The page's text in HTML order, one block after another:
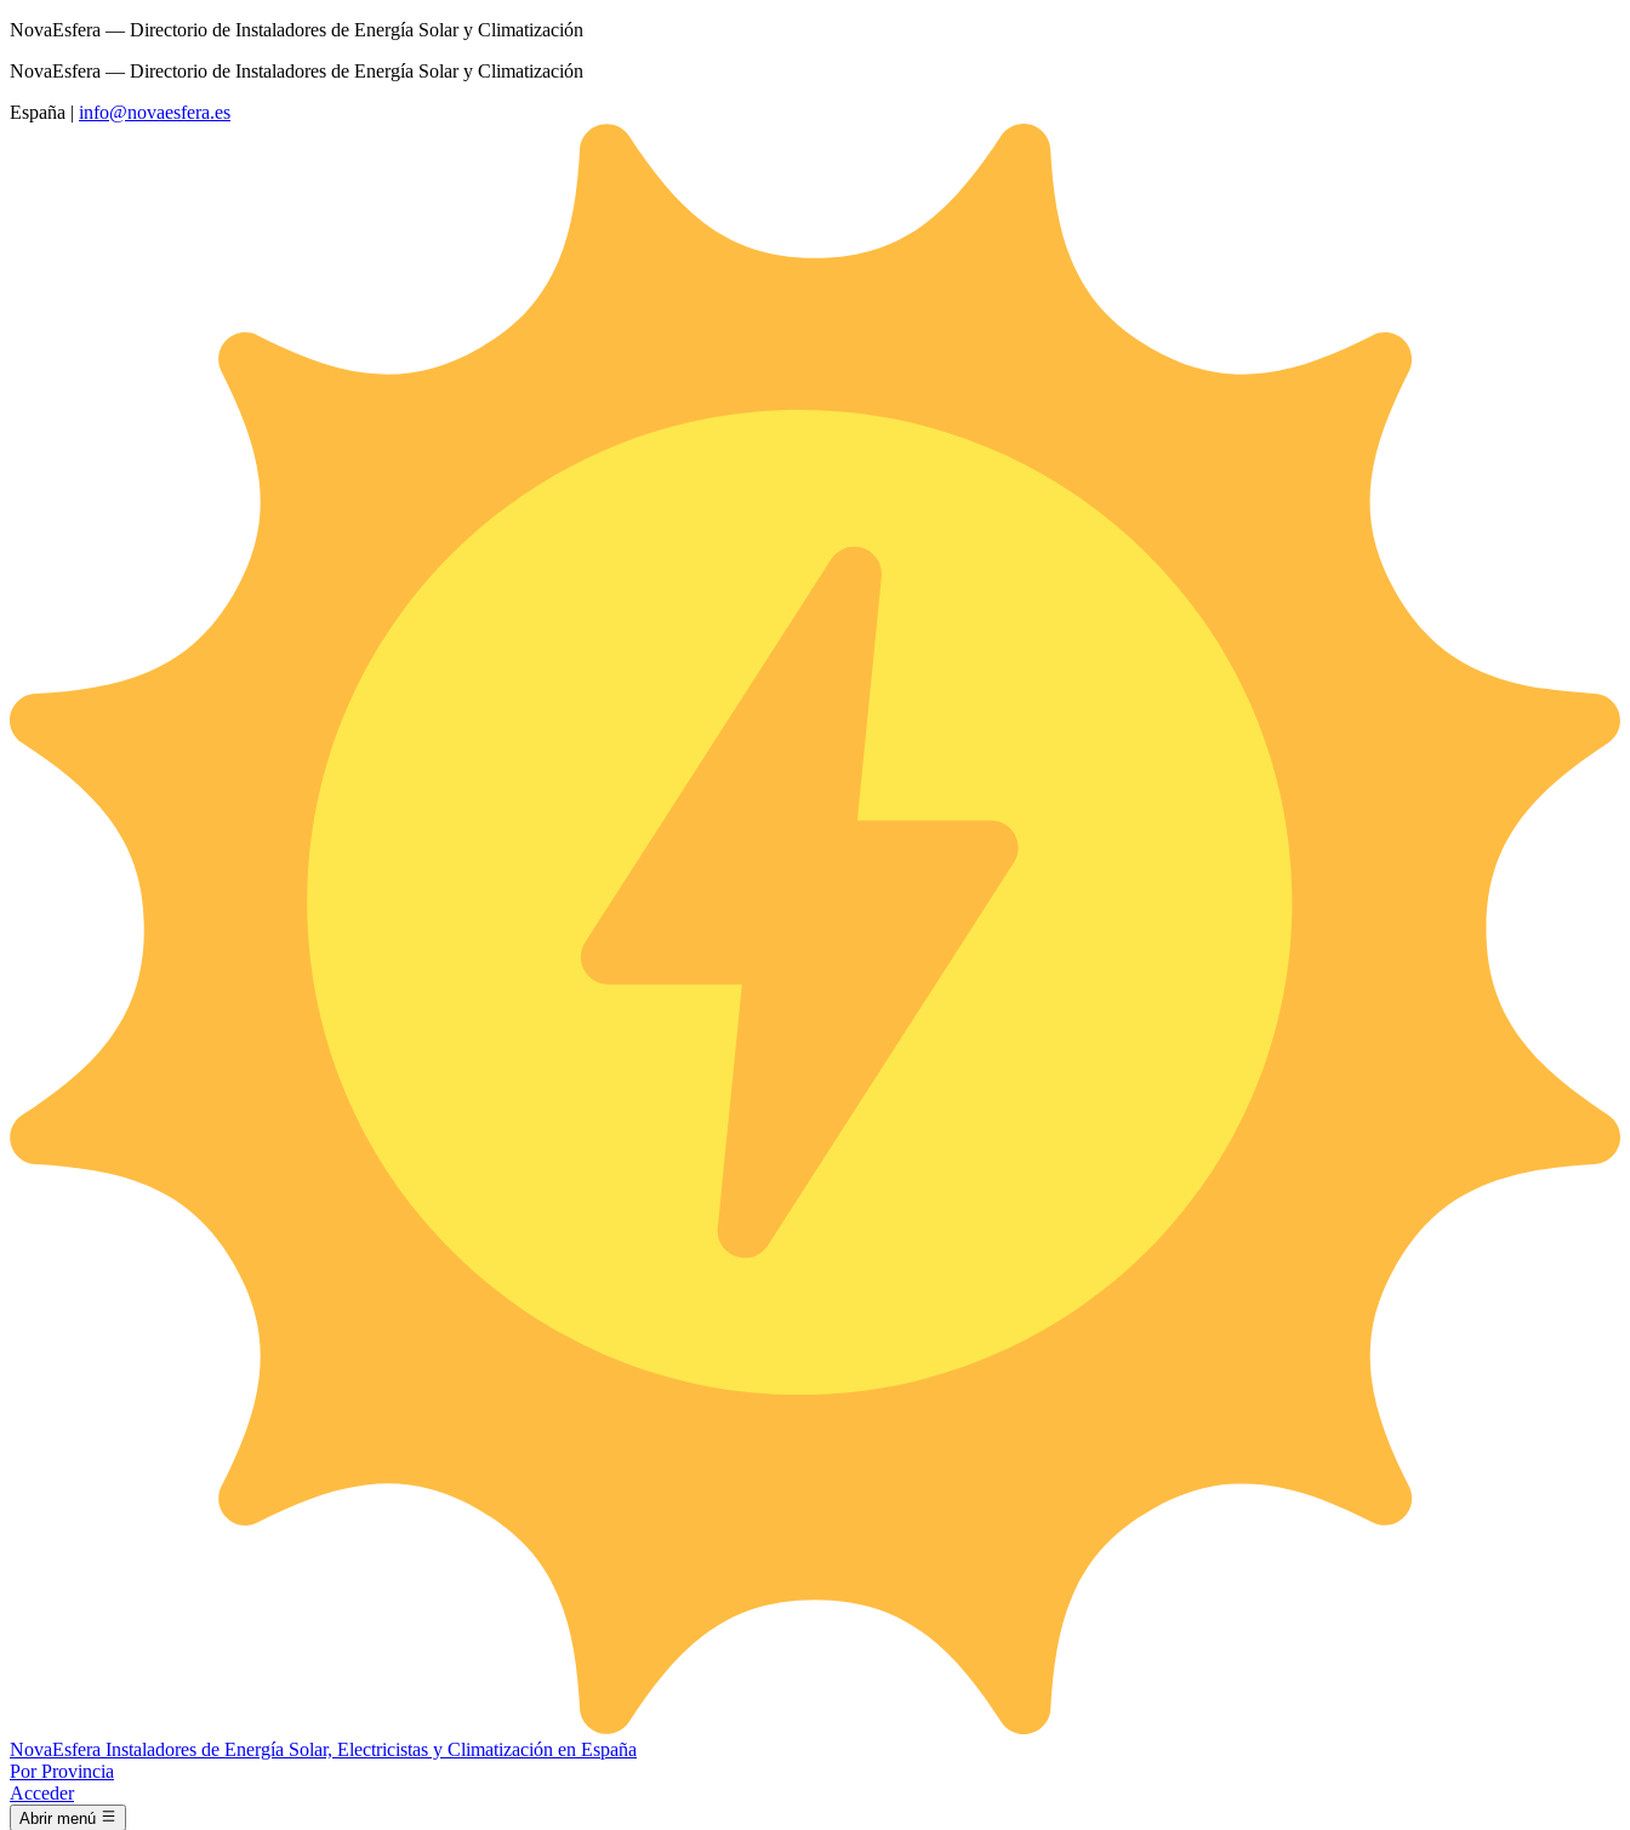
NovaEsfera — Directorio de Instaladores de Energía Solar y Climatización
NovaEsfera — Directorio de Instaladores de Energía Solar y Climatización
España | info@novaesfera.es
NovaEsfera Instaladores de Energía Solar, Electricistas y Climatización en España
Por Provincia
Acceder
Abrir menú